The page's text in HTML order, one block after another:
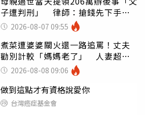
子遭判刑」 律師：搶錢先下手是
罪 2026-08-07 09:55
煮菜遭婆婆關火還一路追罵！丈夫
勸別計較「媽媽老了」 人妻超崩
潰：我像台傭
2026-08-08 09:06
做到這點才有資格說愛你
台灣癌症基金會